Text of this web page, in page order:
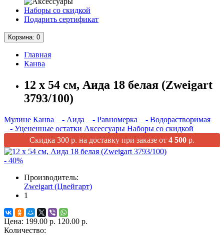
Наборы со скидкой
Подарить сертификат
Корзина: 0
Главная
Канва
12 х 54 см, Аида 18 белая (Zweigart
3793/100)
Мулине Канва - Аида - Равномерка
- Водорастворимая
- Уцененные остатки Аксессуары Наборы со скидкой
Скидка 300 р. на доставку при заказе от 4 500 р.
- 40%
Производитель:
Zweigart (Цвейгарт)
1
Цена: 199.00 р. 120.00 р.
Количество: